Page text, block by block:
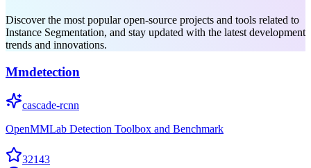
Discover the most popular open-source projects and tools related to
Instance Segmentation, and stay updated with the latest development
trends and innovations.
Mmdetection
cascade-rcnn
OpenMMLab Detection Toolbox and Benchmark
32143